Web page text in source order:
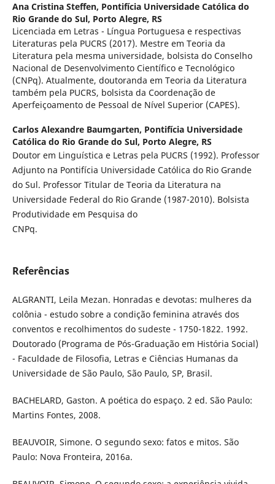
Ana Cristina Steffen, Pontifícia Universidade Católica do
Rio Grande do Sul, Porto Alegre, RS
Licenciada em Letras - Língua Portuguesa e respectivas
Literaturas pela PUCRS (2017). Mestre em Teoria da
Literatura pela mesma universidade, bolsista do Conselho
Nacional de Desenvolvimento Científico e Tecnológico
(CNPq). Atualmente, doutoranda em Teoria da Literatura
também pela PUCRS, bolsista da Coordenação de
Aperfeiçoamento de Pessoal de Nível Superior (CAPES).
Carlos Alexandre Baumgarten, Pontifícia Universidade
Católica do Rio Grande do Sul, Porto Alegre, RS
Doutor em Linguística e Letras pela PUCRS (1992). Professor
Adjunto na Pontifícia Universidade Católica do Rio Grande
do Sul. Professor Titular de Teoria da Literatura na
Universidade Federal do Rio Grande (1987-2010). Bolsista
Produtividade em Pesquisa do
CNPq.
Referências
ALGRANTI, Leila Mezan. Honradas e devotas: mulheres da
colônia - estudo sobre a condição feminina através dos
conventos e recolhimentos do sudeste - 1750-1822. 1992.
Doutorado (Programa de Pós-Graduação em História Social)
- Faculdade de Filosofia, Letras e Ciências Humanas da
Universidade de São Paulo, São Paulo, SP, Brasil.
BACHELARD, Gaston. A poética do espaço. 2 ed. São Paulo:
Martins Fontes, 2008.
BEAUVOIR, Simone. O segundo sexo: fatos e mitos. São
Paulo: Nova Fronteira, 2016a.